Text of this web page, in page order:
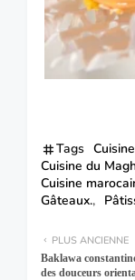
Tags
Cuisine du
Cuisine
Gâteaux.
PLUS ANCIENNE
Baklawa
des douceurs